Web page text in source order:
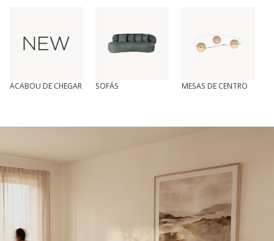
ACABOU DE CHEGAR SOFÁS MESAS DE CENTRO